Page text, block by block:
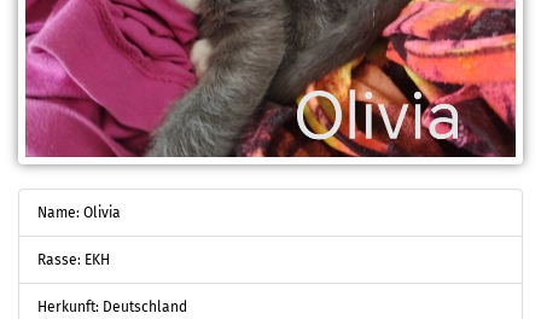
Name: Olivia
Rasse: EKH
Herkunft: Deutschland